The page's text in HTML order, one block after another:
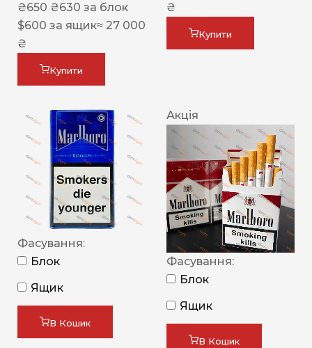
₴650 ₴630 за блок
$600 за ящик≈ 27 000
₴
Купити
₴
Купити
Фасування:
Блок
Ящик
В Кошик
Акція
Фасування:
Блок
Ящик
В Кошик